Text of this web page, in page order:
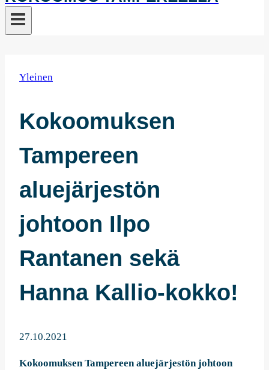
Yleinen
Kokoomuksen
Tampereen
aluejärjestön
johtoon Ilpo
Rantanen sekä
Hanna Kallio-kokko!
27.10.2021
Kokoomuksen Tampereen aluejärjestön johtoon